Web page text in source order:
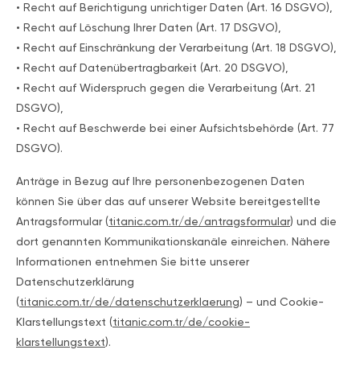
• Recht auf Berichtigung unrichtiger Daten (Art. 16 DSGVO),
• Recht auf Löschung Ihrer Daten (Art. 17 DSGVO),
• Recht auf Einschränkung der Verarbeitung (Art. 18 DSGVO),
• Recht auf Datenübertragbarkeit (Art. 20 DSGVO),
• Recht auf Widerspruch gegen die Verarbeitung (Art. 21
DSGVO),
• Recht auf Beschwerde bei einer Aufsichtsbehörde (Art. 77
DSGVO).
Anträge in Bezug auf Ihre personenbezogenen Daten
können Sie über das auf unserer Website bereitgestellte
Antragsformular (titanic.com.tr/de/antragsformular) und die
dort genannten Kommunikationskanäle einreichen. Nähere
Informationen entnehmen Sie bitte unserer
Datenschutzerklärung
(titanic.com.tr/de/datenschutzerklaerung) – und Cookie-
Klarstellungstext (titanic.com.tr/de/cookie-
klarstellungstext).